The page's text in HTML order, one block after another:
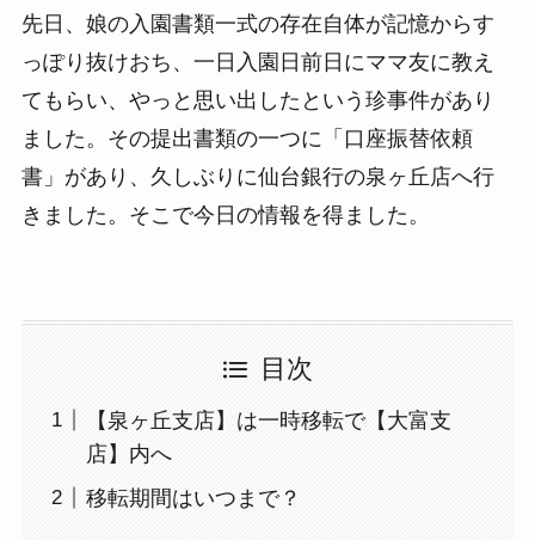
先日、娘の入園書類一式の存在自体が記憶からす
っぽり抜けおち、一日入園日前日にママ友に教え
てもらい、やっと思い出したという珍事件があり
ました。その提出書類の一つに「口座振替依頼
書」があり、久しぶりに仙台銀行の泉ヶ丘店へ行
きました。そこで今日の情報を得ました。
目次
【泉ヶ丘支店】は一時移転で【大富支
店】内へ
移転期間はいつまで？